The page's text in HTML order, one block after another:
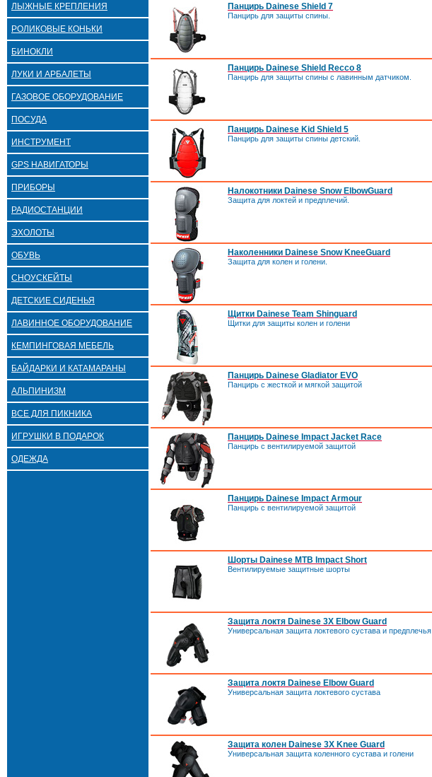
ЛЫЖНЫЕ КРЕПЛЕНИЯ
РОЛИКОВЫЕ КОНЬКИ
БИНОКЛИ
ЛУКИ И АРБАЛЕТЫ
ГАЗОВОЕ ОБОРУДОВАНИЕ
ПОСУДА
ИНСТРУМЕНТ
GPS НАВИГАТОРЫ
ПРИБОРЫ
РАДИОСТАНЦИИ
ЭХОЛОТЫ
ОБУВЬ
СНОУСКЕЙТЫ
ДЕТСКИЕ СИДЕНЬЯ
ЛАВИННОЕ ОБОРУДОВАНИЕ
КЕМПИНГОВАЯ МЕБЕЛЬ
БАЙДАРКИ И КАТАМАРАНЫ
АЛЬПИНИЗМ
ВСЕ ДЛЯ ПИКНИКА
ИГРУШКИ В ПОДАРОК
ОДЕЖДА
Панцирь Dainese Shield 7
Панцирь для защиты спины.
Панцирь Dainese Shield Recco 8
Панцирь для защиты спины с лавинным датчиком.
Панцирь Dainese Kid Shield 5
Панцирь для защиты спины детский.
Налокотники Dainese Snow ElbowGuard
Защита для локтей и предплечий.
Наколенники Dainese Snow KneeGuard
Защита для колен и голени.
Щитки Dainese Team Shinguard
Щитки для защиты колен и голени
Панцирь Dainese Gladiator EVO
Панцирь с жесткой и мягкой защитой
Панцирь Dainese Impact Jacket Race
Панцирь с вентилируемой защитой
Панцирь Dainese Impact Armour
Панцирь с вентилируемой защитой
Шорты Dainese MTB Impact Short
Вентилируемые защитные шорты
Защита локтя Dainese 3X Elbow Guard
Универсальная защита локтевого сустава и предплечья
Защита локтя Dainese Elbow Guard
Универсальная защита локтевого сустава
Защита колен Dainese 3X Knee Guard
Универсальная защита коленного сустава и голени